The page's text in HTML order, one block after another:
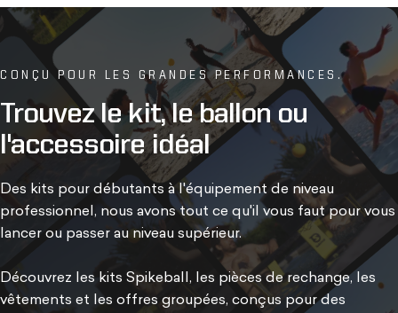
CONÇU POUR LES GRANDES PERFORMANCES.
Trouvez le kit, le ballon ou
l'accessoire idéal
Des kits pour débutants à l'équipement de niveau
professionnel, nous avons tout ce qu'il vous faut pour vous
lancer ou passer au niveau supérieur.
Découvrez les kits Spikeball, les pièces de rechange, les
vêtements et les offres groupées, conçus pour des